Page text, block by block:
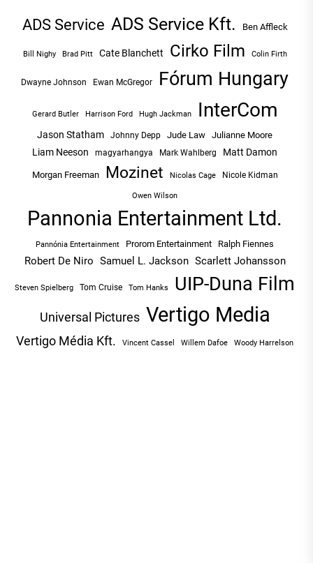
ADS Service ADS Service Kft. Ben Affleck
Bill Nighy Brad Pitt Cate Blanchett Cirko Film Colin Firth
Dwayne Johnson Ewan McGregor Fórum Hungary
Gerard Butler Harrison Ford Hugh Jackman InterCom
Jason Statham Johnny Depp Jude Law Julianne Moore
Liam Neeson magyarhangya Mark Wahlberg Matt Damon
Morgan Freeman Mozinet Nicolas Cage Nicole Kidman
Owen Wilson
Pannonia Entertainment Ltd.
Pannónia Entertainment Prorom Entertainment Ralph Fiennes
Robert De Niro Samuel L. Jackson Scarlett Johansson
Steven Spielberg Tom Cruise Tom Hanks UIP-Duna Film
Universal Pictures Vertigo Media
Vertigo Média Kft. Vincent Cassel Willem Dafoe Woody Harrelson